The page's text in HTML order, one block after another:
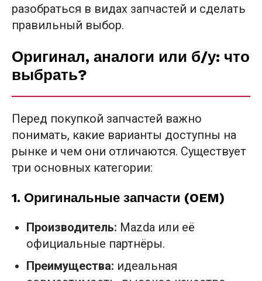
разобраться в видах запчастей и сделать
правильный выбор.
Оригинал, аналоги или б/у: что
выбрать?
Перед покупкой запчастей важно
понимать, какие варианты доступны на
рынке и чем они отличаются. Существует
три основных категории:
1. Оригинальные запчасти (OEM)
Производитель: Mazda или её
официальные партнёры.
Преимущества: идеальная